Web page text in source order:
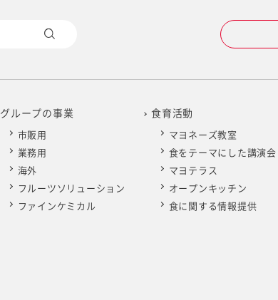
グループの事業
市販用
業務用
海外
フルーツソリューション
ファインケミカル
食育活動
マヨネーズ教室
食をテーマにした講演会
マヨテラス
オープンキッチン
食に関する情報提供